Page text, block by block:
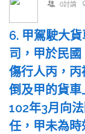
0討論
6. 甲駕駛大
司，甲於民
傷行人丙，
倒及甲的貨
102年3月向
任，甲未為時